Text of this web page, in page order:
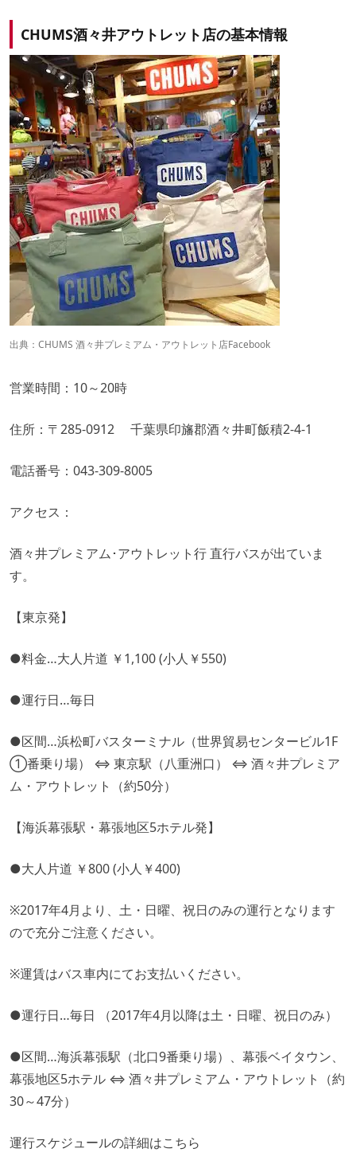
CHUMS酒々井アウトレット店の基本情報
出典： CHUMS 酒々井プレミアム・アウトレット店Facebook
営業時間：10～20時
住所：〒285-0912 千葉県印旛郡酒々井町飯積2-4-1
電話番号：043-309-8005
アクセス：
酒々井プレミアム･アウトレット行 直行バスが出ていま
す。
【東京発】
●料金…大人片道 ￥1,100 (小人￥550)
●運行日…毎日
●区間…浜松町バスターミナル（世界貿易センタービル1F
①番乗り場） ⇔ 東京駅（八重洲口） ⇔ 酒々井プレミア
ム・アウトレット（約50分）
【海浜幕張駅・幕張地区5ホテル発】
●大人片道 ￥800 (小人￥400)
※2017年4月より、土・日曜、祝日のみの運行となります
ので充分ご注意ください。
※運賃はバス車内にてお支払いください。
●運行日…毎日 （2017年4月以降は土・日曜、祝日のみ）
●区間…海浜幕張駅（北口9番乗り場）、幕張ベイタウン、
幕張地区5ホテル ⇔ 酒々井プレミアム・アウトレット（約
30～47分）
運行スケジュールの詳細はこちら